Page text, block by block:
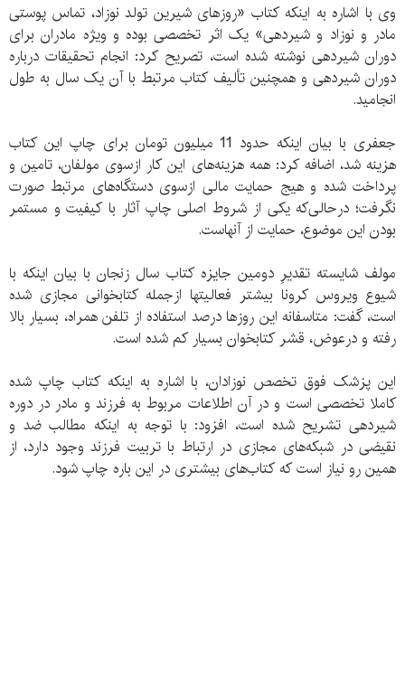
وی با اشاره به اینکه کتاب «روزهای شیرین تولد نوزاد، تماس پوستی
مادر و نوزاد و شیردهی» یک اثر تخصصی بوده و ویژه مادران برای
دوران شیردهی نوشته شده است، تصریح کرد: انجام تحقیقات درباره
دوران شیردهی و همچنین تألیف کتاب مرتبط با آن یک سال به طول
انجامید.
جعفری با بیان اینکه حدود 11 میلیون تومان برای چاپ این کتاب
هزینه شد، اضافه کرد: همه هزینه‌های این کار ازسوی مولفان، تامین و
پرداخت شده و هیج حمایت مالی ازسوی دستگاه‌های مرتبط صورت
نگرفت؛ درحالی‌که یکی از شروط اصلی چاپ آثار با کیفیت و مستمر
بودن این موضوع، حمایت از آنهاست.
مولف شایسته تقدیرِ دومین جایزه کتاب سال زنجان با بیان اینکه با
شیوع ویروس کرونا بیشتر فعالیت‎ها ازجمله کتابخوانی مجازی شده
است، گفت: متاسفانه این روزها درصد استفاده از تلفن همراه، بسیار بالا
رفته و درعوض، قشر کتابخوان بسیار کم شده است.
این پزشک فوق تخصص نوزادان، با اشاره به اینکه کتاب چاپ شده
کاملا تخصصی است و در آن اطلاعات مربوط به فرزند و مادر در دوره
شیردهی تشریح شده است، افزود: با توجه به اینکه مطالب ضد و
نقیضی در شبکه‌های مجازی در ارتباط با تربیت فرزند وجود دارد، از
همین رو نیاز است که کتاب‌های بیشتری در این باره چاپ شود.